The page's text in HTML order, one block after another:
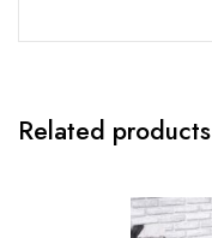
Related products